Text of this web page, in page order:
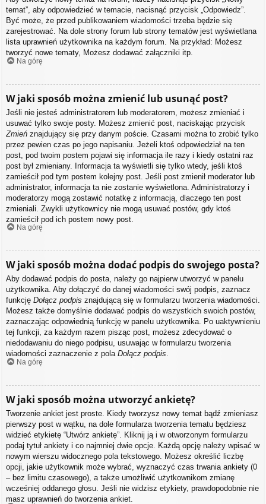
temat”, aby odpowiedzieć w temacie, nacisnąć przycisk „Odpowiedz”.
Być może, że przed publikowaniem wiadomości trzeba będzie się
zarejestrować. Na dole strony forum lub strony tematów jest wyświetlana
lista uprawnień użytkownika na każdym forum. Na przykład: Możesz
tworzyć nowe tematy, Możesz dodawać załączniki itp.
Na górę
W jaki sposób można zmienić lub usunąć post?
Jeśli nie jesteś administratorem lub moderatorem, możesz zmieniać i
usuwać tylko swoje posty. Możesz zmienić post, naciskając przycisk
Zmień znajdujący się przy danym poście. Czasami można to zrobić tylko
przez pewien czas po jego napisaniu. Jeżeli ktoś odpowiedział na ten
post, pod twoim postem pojawi się informacja ile razy i kiedy ostatni raz
post był zmieniany. Informacja ta wyświetli się tylko wtedy, jeśli ktoś
zamieścił pod tym postem kolejny post. Jeśli post zmienił moderator lub
administrator, informacja ta nie zostanie wyświetlona. Administratorzy i
moderatorzy mogą zostawić notatkę z informacją, dlaczego ten post
zmieniali. Zwykli użytkownicy nie mogą usuwać postów, gdy ktoś
zamieścił pod ich postem nowy post.
Na górę
W jaki sposób można dodać podpis do swojego posta?
Aby dodawać podpis do posta, należy go najpierw utworzyć w panelu
użytkownika. Aby dołączyć do danej wiadomości swój podpis, zaznacz
funkcję Dołącz podpis znajdującą się w formularzu tworzenia wiadomości.
Możesz także domyślnie dodawać podpis do wszystkich swoich postów,
zaznaczając odpowiednią funkcję w panelu użytkownika. Po uaktywnieniu
tej funkcji, za każdym razem pisząc post, możesz zdecydować o
niedodawaniu do niego podpisu, usuwając w formularzu tworzenia
wiadomości zaznaczenie z pola Dołącz podpis.
Na górę
W jaki sposób można utworzyć ankietę?
Tworzenie ankiet jest proste. Kiedy tworzysz nowy temat bądź zmieniasz
pierwszy post w wątku, na dole formularza tworzenia tematu będziesz
widzieć etykietę “Utwórz ankietę”. Kliknij ją i w otworzonym formularzu
podaj tytuł ankiety i co najmniej dwie opcje. Każdą opcję należy wpisać w
nowym wierszu widocznego pola tekstowego. Możesz określić liczbę
opcji, jakie użytkownik może wybrać, wyznaczyć czas trwania ankiety (0
– bez limitu czasowego), a także umożliwić użytkownikom zmianę
wcześniej oddanego głosu. Jeśli nie widzisz etykiety, prawdopodobnie nie
masz uprawnień do tworzenia ankiet.